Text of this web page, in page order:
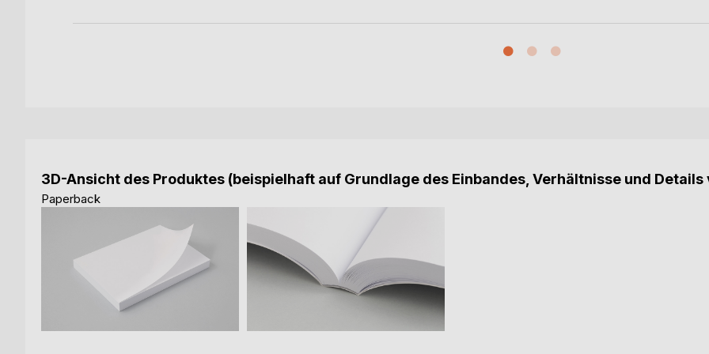
3D-Ansicht des Produktes (beispielhaft auf Grundlage des Einbandes, Verhältnisse und
Paperback